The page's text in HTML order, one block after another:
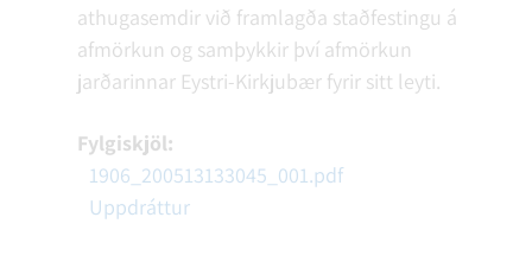
athugasemdir við framlagða staðfestingu á
afmörkun og samþykkir því afmörkun
jarðarinnar Eystri-Kirkjubær fyrir sitt leyti.
Fylgiskjöl:
1906_200513133045_001.pdf
Uppdráttur